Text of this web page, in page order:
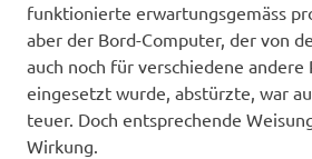
funktionierte erwartungsgemäss
aber der Bord-Computer, der von
auch noch für verschiedene andere
eingesetzt wurde, abstürzte, war
teuer. Doch entsprechende
Wirkung.